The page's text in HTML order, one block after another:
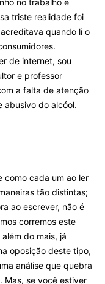
no trabalho e
triste realidade foi
quando li o
de internet, sou
e professor
a falta de atenção
abusivo do alcóol.
como cada um ao ler
tão distintas;
ao escrever, não é
corremos este
do mais, já
oposição deste tipo,
análise que quebra
se você estiver